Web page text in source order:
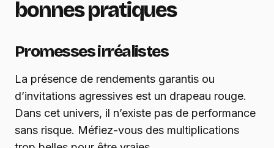
bonnes pratiques
Promesses irréalistes
La présence de rendements garantis ou
d’invitations agressives est un drapeau rouge.
Dans cet univers, il n’existe pas de performance
sans risque. Méfiez-vous des multiplications